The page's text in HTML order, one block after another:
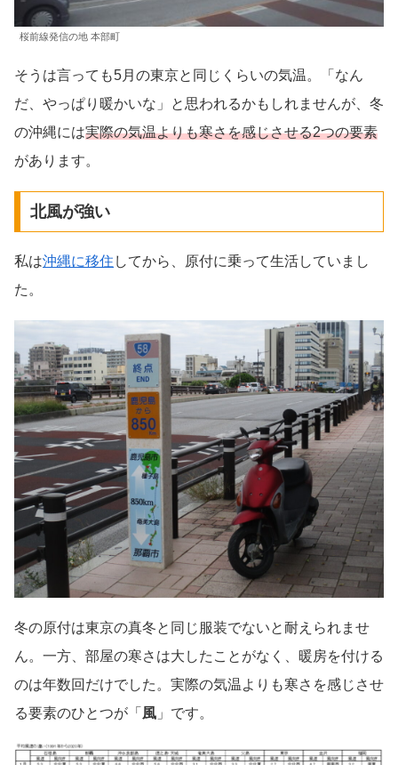
桜前線発信の地 本部町
そうは言っても5月の東京と同じくらいの気温。「なん
だ、やっぱり暖かいな」と思われるかもしれませんが、冬
の沖縄には実際の気温よりも寒さを感じさせる2つの要素
があります。
北風が強い
私は沖縄に移住 してから、原付に乗って生活していまし
た。
冬の原付は東京の真冬と同じ服装でないと耐えられませ
ん。一方、部屋の寒さは大したことがなく、暖房を付ける
のは年数回だけでした。実際の気温よりも寒さを感じさせ
る要素のひとつが「 風 」です。